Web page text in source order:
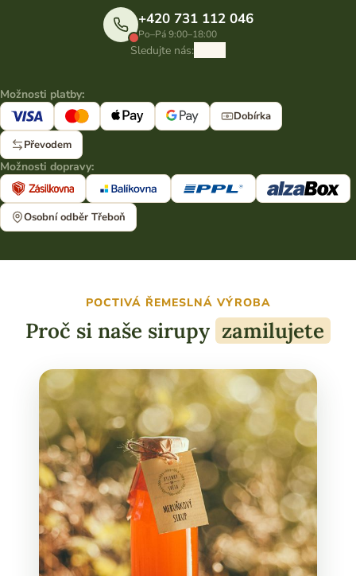
+420 731 112 046
Po–Pá 9:00–18:00
Sledujte nás:
Možnosti platby:
Dobírka
Převodem
Možnosti dopravy:
Osobní odběr Třeboň
POCTIVÁ ŘEMESLNÁ VÝROBA
Proč si naše sirupy zamilujete